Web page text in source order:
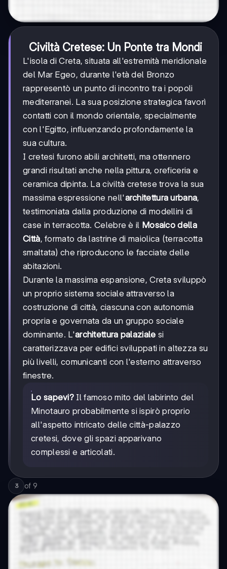
Civiltà Cretese: Un Ponte tra Mondi
L'isola di Creta, situata all'estremità meridionale
del Mar Egeo, durante l'età del Bronzo
rappresentò un punto di incontro tra i popoli
mediterranei. La sua posizione strategica favorì
contatti con il mondo orientale, specialmente
con l'Egitto, influenzando profondamente la
sua cultura.
I cretesi furono abili architetti, ma ottennero
grandi risultati anche nella pittura, oreficeria e
ceramica dipinta. La civiltà cretese trova la sua
massima espressione nell'architettura urbana,
testimoniata dalla produzione di modellini di
case in terracotta. Celebre è il Mosaico della
Città, formato da lastrine di maiolica (terracotta
smaltata) che riproducono le facciate delle
abitazioni.
Durante la massima espansione, Creta sviluppò
un proprio sistema sociale attraverso la
costruzione di città, ciascuna con autonomia
propria e governata da un gruppo sociale
dominante. L'architettura palaziale si
caratterizzava per edifici sviluppati in altezza su
più livelli, comunicanti con l'esterno attraverso
finestre.
Lo sapevi? Il famoso mito del labirinto del
Minotauro probabilmente si ispirò proprio
all'aspetto intricato delle città-palazzo
cretesi, dove gli spazi apparivano
complessi e articolati.
3 of 9